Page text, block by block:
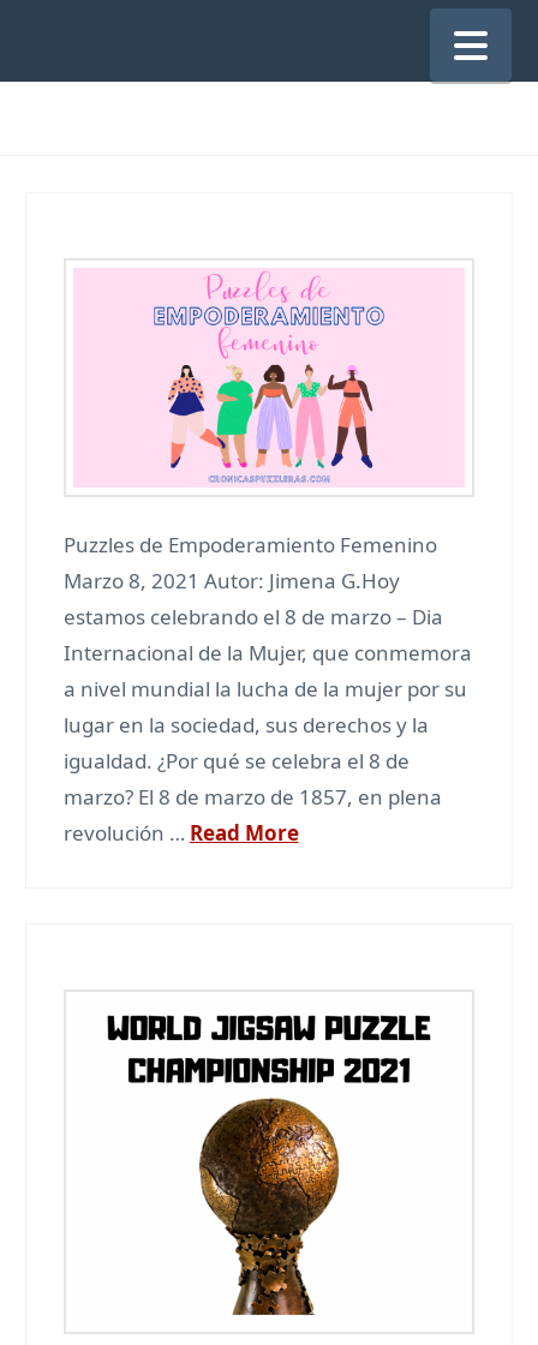
Puzzles de Empoderamiento Femenino
Marzo 8, 2021 Autor: Jimena G.Hoy
estamos celebrando el 8 de marzo – Dia
Internacional de la Mujer, que conmemora
a nivel mundial la lucha de la mujer por su
lugar en la sociedad, sus derechos y la
igualdad. ¿Por qué se celebra el 8 de
marzo? El 8 de marzo de 1857, en plena
revolución … Read More